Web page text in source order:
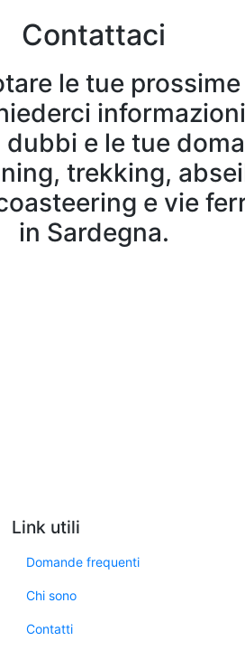
Contattaci
le tue
dubbi e le tue
trekking,
e vie
in Sardegna.
Link utili
Domande frequenti
Chi sono
Contatti